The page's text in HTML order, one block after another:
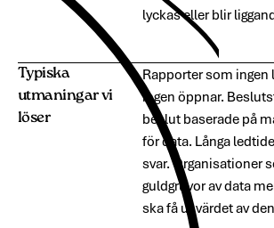
lyckas eller blir
Typiska
utmaningar vi
löser
Rapporter som ingen
ingen öppnar.
beslut baserade på
för data. Långa
svar. Organisationer
guldgruvor av data
ska få ut värdet av